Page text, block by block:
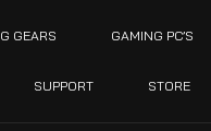
GEARS GAMING PC’S
SUPPORT STORE